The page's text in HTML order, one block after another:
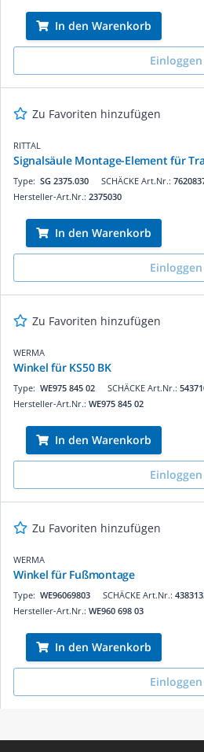
In den Warenkorb
Einloggen
Zu Favoriten hinzufügen
RITTAL
Signalsäule Montage-Element für
SCHÄCKE Art.Nr.:
Type: SG 2375.030
Hersteller-Art.Nr.: 2375030
In den Warenkorb
Einloggen
Zu Favoriten hinzufügen
WERMA
Winkel für KS50 BK
SCHÄCKE Art.Nr.:
Type: WE975 845 02
Hersteller-Art.Nr.: WE975 845 02
In den Warenkorb
Einloggen
Zu Favoriten hinzufügen
WERMA
Winkel für Fußmontage
SCHÄCKE Art.Nr.:
Type: WE96069803
Hersteller-Art.Nr.: WE960 698 03
In den Warenkorb
Einloggen